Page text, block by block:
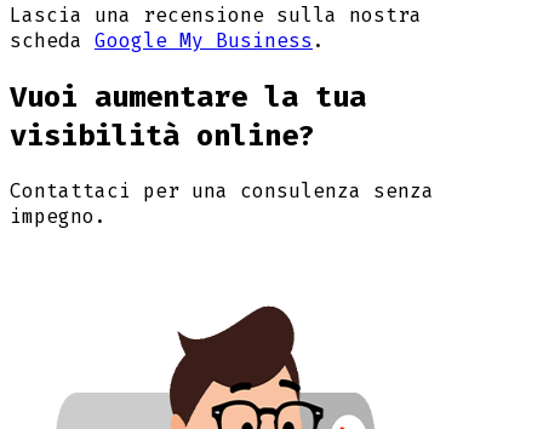
Lascia una recensione sulla nostra
scheda Google My Business .
Vuoi aumentare la tua
visibilità online?
Contattaci per una consulenza senza
impegno.